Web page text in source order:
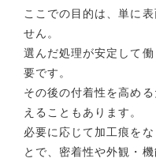
ここでの目的は、単に
せん。
選んだ処理が安定して
要です。
その後の付着性を高め
えることもあります。
必要に応じて加工痕を
とで、密着性や外観・